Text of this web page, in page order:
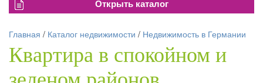
Главная / Каталог недвижимости / Недвижимость в Германии
Квартира в спокойном и